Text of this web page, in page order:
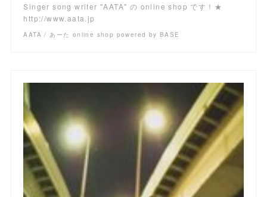
Singer song writer "AATA" の online shop です！★
http://www.aata.jp
AATA / あーた online shop powered by BASE